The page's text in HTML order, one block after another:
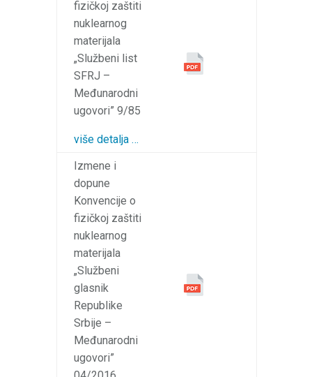
fizičkoj zaštiti
nuklearnog
materijala
„Službeni list
SFRJ –
Međunarodni
ugovori” 9/85
više detalja …
Izmene i
dopune
Konvencije o
fizičkoj zaštiti
nuklearnog
materijala
„Službeni
glasnik
Republike
Srbije –
Međunarodni
ugovori”